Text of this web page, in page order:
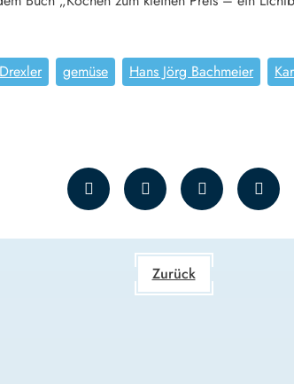
gemüse Hans Jörg Bachmeier
Zurück